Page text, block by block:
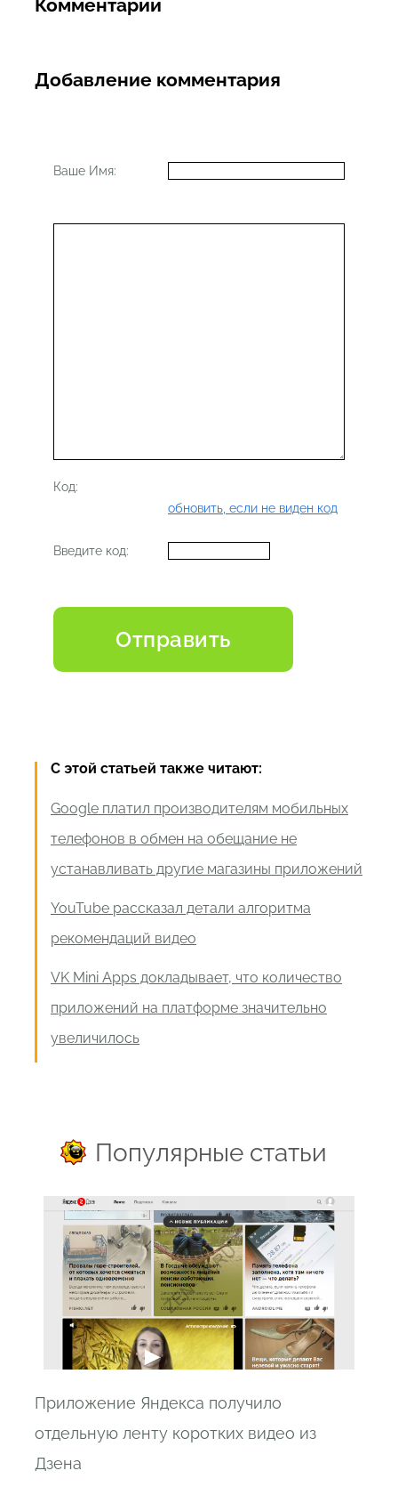
Комментарии
Добавление комментария
Ваше Имя:
Код:
обновить, если не виден код
Введите код:
С этой статьей также читают:
Google платил производителям мобильных
телефонов в обмен на обещание не
устанавливать другие магазины приложений
YouTube рассказал детали алгоритма
рекомендаций видео
VK Mini Apps докладывает, что количество
приложений на платформе значительно
увеличилось
Популярные статьи
Приложение Яндекса получило
отдельную ленту коротких видео из
Дзена